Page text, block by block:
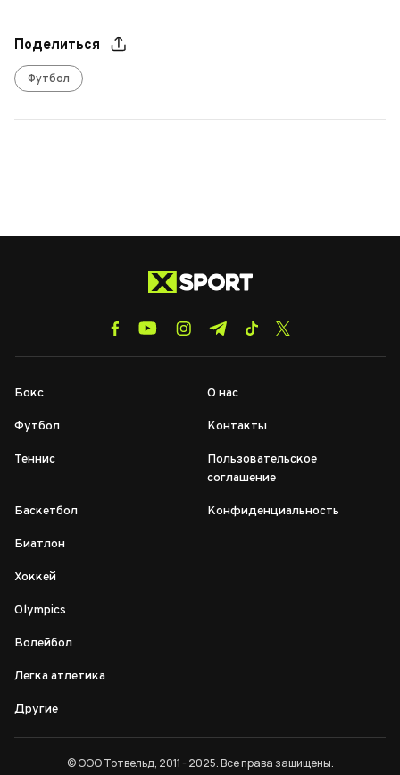
Поделиться
Футбол
Бокс
Футбол
Теннис
Баскетбол
Биатлон
Хоккей
Olympics
Волейбол
Легка атлетика
Другие
О нас
Контакты
Пользовательское
соглашение
Конфиденциальность
© ООО Тотвельд, 2011 - 2025. Все права защищены.